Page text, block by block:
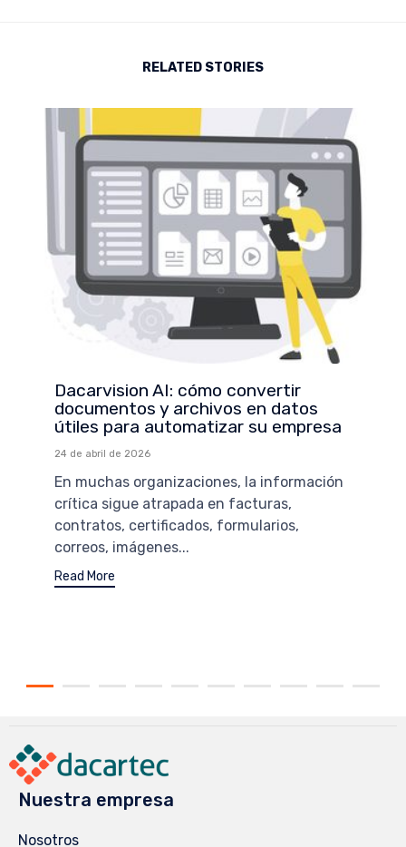
RELATED STORIES
Dacarvision AI: cómo convertir
documentos y archivos en datos
útiles para automatizar su empresa
24 de abril de 2026
En muchas organizaciones, la información
crítica sigue atrapada en facturas,
contratos, certificados, formularios,
correos, imágenes...
Read More
Nuestra empresa
Nosotros